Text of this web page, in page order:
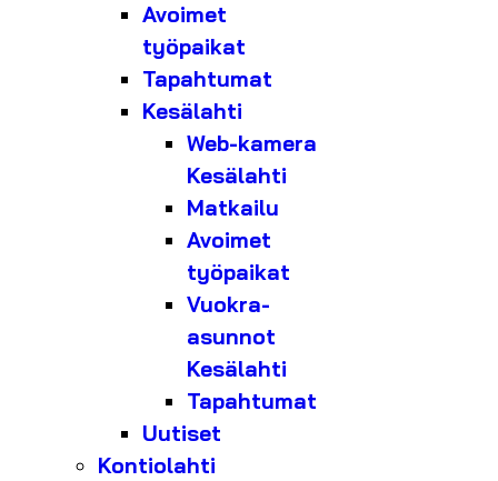
Avoimet
työpaikat
Tapahtumat
Kesälahti
Web-kamera
Kesälahti
Matkailu
Avoimet
työpaikat
Vuokra-
asunnot
Kesälahti
Tapahtumat
Uutiset
Kontiolahti